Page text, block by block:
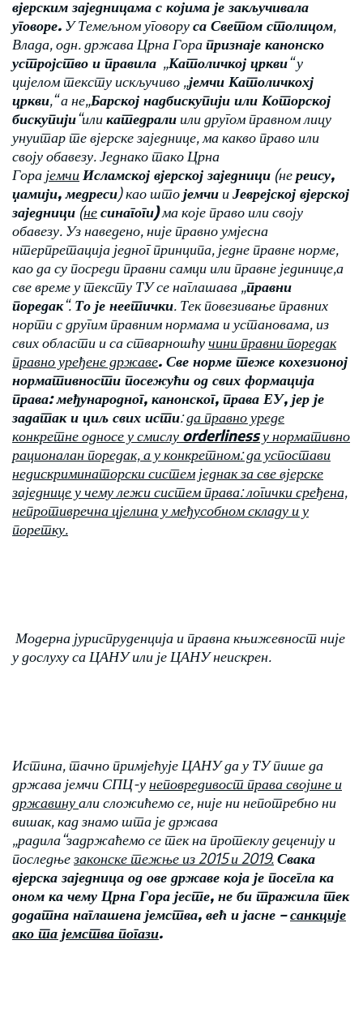
вјерским заједницама с којима је закључивала
уговоре. У Темељном уговоруса Светом столицом,
Влада, одн. држава Црна Горапризнаје канонско
устројство и правила „Католичкој цркви“ у
цијелом тексту искључиво „јемчи Католичкохј
цркви,“ а не„Барској надбискупији или Которској
бискупији“иликатедрали или другом правном лицу
унуитар те вјерске заједнице, ма какво право или
своју обавезу. Једнако тако Црна
Гора јемчи Исламској вјерској заједници (нереису,
џамији, медреси) као штојемчи иЈеврејској вјерској
заједници (несинагоги)ма које право или своју
обавезу. Уз наведено, није правно умјесна
нтерпретација једног принципа, једне правне норме,
као да су посреди правни самци или правне јединице,а
све време у тексту ТУ се наглашава „правни
поредак“. То је неетички. Тек повезивање правних
норти с другим правним нормама и установама, из
свих области и са стварношћучини правни поредак
правно уређене државе. Све норме теже кохезионој
нормативности посежући од свих формација
права: међународног, канонског, права ЕУ, јер је
задатак и циљ свих исти:да правно уреде
конкретне односе у смислу orderlinessу нормативно
рационалан поредак, а у конкретном: да успостави
недискриминаторски систем једнак за све вјерске
заједнице у чему лежи систем права: логички сређена,
непротивречна цјелина у међусобном складу и у
поретку.
Модерна јуриспруденција и правна књижевност није
у дослуху са ЦАНУ или је ЦАНУ неискрен.
Истина, тачно примјећује ЦАНУ да у ТУ пише да
држава јемчи СПЦ-унеповредивост права својине и
државинуали сложићемо се, није ни непотребно ни
вишак, кад знамо шта је држава
„радила“задржаћемо се тек на протеклу деценију и
последњезаконске тежње из 2015 и 2019.Свака
вјерска заједница од ове државе која је посегла ка
оном ка чему Црна Гора јесте, не би тражила тек
додатна наглашена јемства, већ и јасне –санкције
ако та јемства погази.